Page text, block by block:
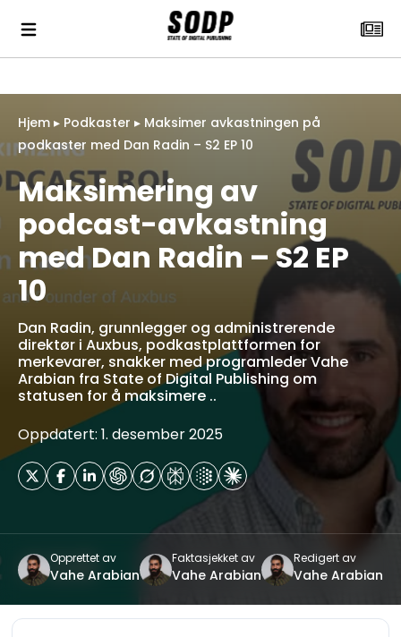
Hjem ▸ Podkaster ▸ Maksimer avkastningen på
podkaster med Dan Radin – S2 EP 10
Maksimering av
podcast-avkastning
med Dan Radin – S2 EP
10
Dan Radin, grunnlegger og administrerende
direktør i Auxbus, podkastplattformen for
merkevarer, snakker med programleder Vahe
Arabian fra State of Digital Publishing om
statusen for å maksimere ..
Oppdatert: 1. desember 2025
Opprettet av
Vahe Arabian
Faktasjekket av
Vahe Arabian
Redigert av
Vahe Arabian